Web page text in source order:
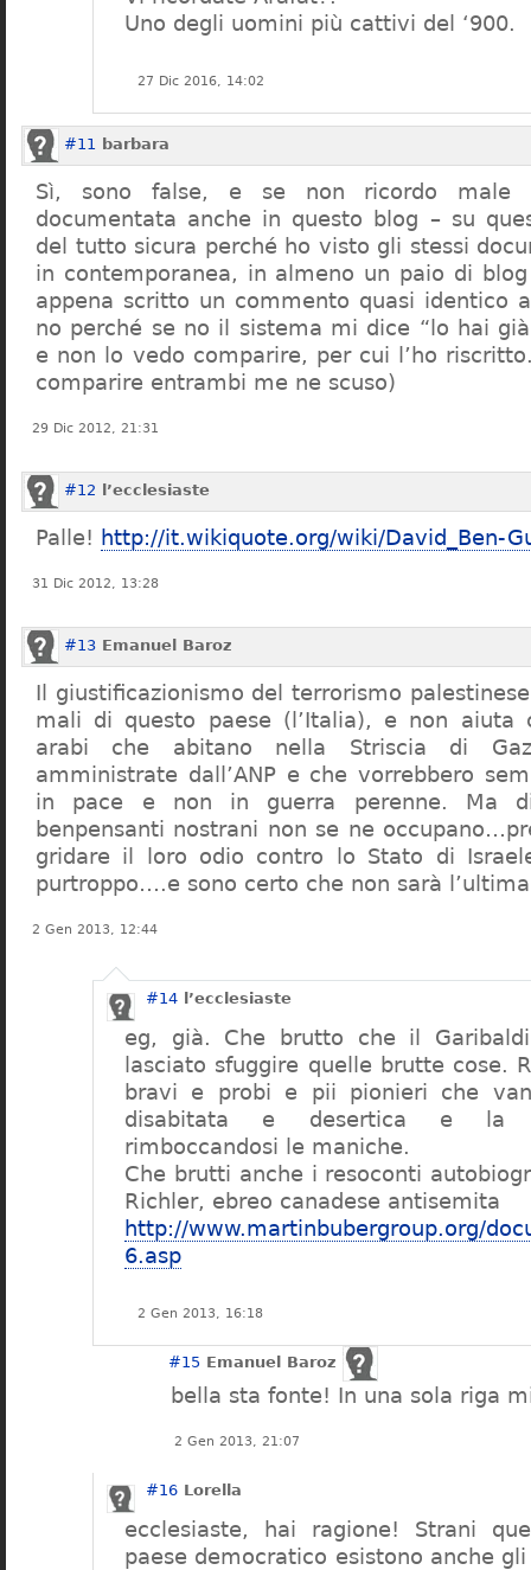
Uno degli uomini più cattivi del ‘900.
27 Dic 2016, 14:02
#11 barbara
Sì, sono false, e se non ricordo
documentata anche in questo blog – su
del tutto sicura perché ho visto gli stessi
in contemporanea, in almeno un paio di
appena scritto un commento quasi identico
no perché se no il sistema mi dice “lo hai
e non lo vedo comparire, per cui l’ho
comparire entrambi me ne scuso)
29 Dic 2012, 21:31
#12 l’ecclesiaste
Palle! http://it.wikiquote.org/wiki/David_Ben-
31 Dic 2012, 13:28
#13 Emanuel Baroz
Il giustificazionismo del terrorismo
mali di questo paese (l’Italia), e non aiuta
arabi che abitano nella Striscia di
amministrate dall’ANP e che vorrebbero
in pace e non in guerra perenne. Ma
benpensanti nostrani non se ne
gridare il loro odio contro lo Stato di
purtroppo….e sono certo che non sarà
2 Gen 2013, 12:44
#14 l’ecclesiaste
eg, già. Che brutto che il
lasciato sfuggire quelle brutte cose.
bravi e probi e pii pionieri che
disabitata e desertica e la
rimboccandosi le maniche.
Che brutti anche i resoconti
Richler, ebreo canadese antisemita
http://www.martinbubergroup.org/
6.asp
2 Gen 2013, 16:18
#15 Emanuel Baroz
bella sta fonte! In una sola riga
2 Gen 2013, 21:07
#16 Lorella
ecclesiaste, hai ragione! Strani
paese democratico esistono anche